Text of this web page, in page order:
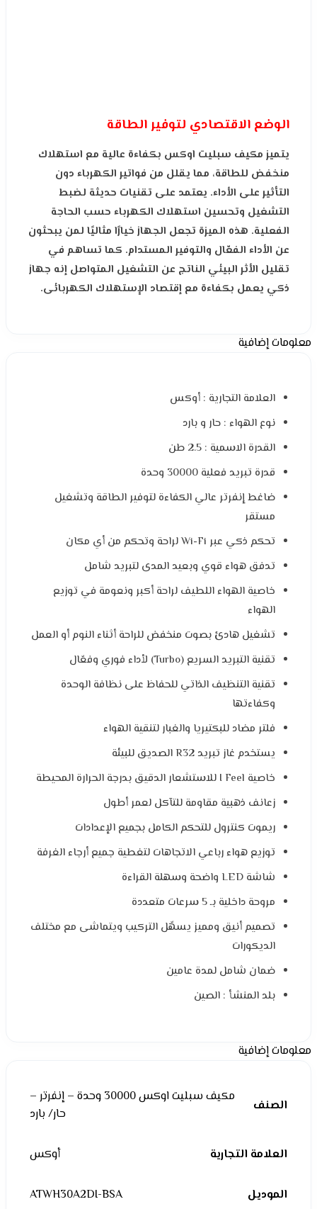
الوضع الاقتصادي لتوفير الطاقة
يتميز مكیف سبلیت اوكس بكفاءة عالية مع استهلاك
منخفض للطاقة، مما يقلل من فواتير الكهرباء دون
التأثير على الأداء. يعتمد على تقنيات حديثة لضبط
التشغيل وتحسين استهلاك الكهرباء حسب الحاجة
الفعلية. هذه الميزة تجعل الجهاز خيارًا مثاليًا لمن يبحثون
عن الأداء الفعّال والتوفير المستدام. كما تساهم في
تقليل الأثر البيئي الناتج عن التشغيل المتواصل إنه جهاز
ذكي يعمل بكفاءة مع إقتصاد الإستهلاك الكهربائى.
معلومات إضافية
العلامة التجارية : أوكس
نوع الهواء : حار و بارد
القدرة الاسمية : 2.5 طن
قدرة تبريد فعلية 30000 وحدة
ضاغط إنفرتر عالي الكفاءة لتوفير الطاقة وتشغيل
مستقر
تحكم ذكي عبر Wi-Fi لراحة وتحكم من أي مكان
تدفق هواء قوي وبعيد المدى لتبريد شامل
خاصية الهواء اللطيف لراحة أكبر ونعومة في توزيع
الهواء
تشغيل هادئ بصوت منخفض للراحة أثناء النوم أو العمل
تقنية التبريد السريع (Turbo) لأداء فوري وفعّال
تقنية التنظيف الذاتي للحفاظ على نظافة الوحدة
وكفاءتها
فلتر مضاد للبكتيريا والغبار لتنقية الهواء
يستخدم غاز تبريد R32 الصديق للبيئة
خاصية I Feel للاستشعار الدقيق بدرجة الحرارة المحيطة
زعانف ذهبية مقاومة للتآكل لعمر أطول
ريموت كنترول للتحكم الكامل بجميع الإعدادات
توزيع هواء رباعي الاتجاهات لتغطية جميع أرجاء الغرفة
شاشة LED واضحة وسهلة القراءة
مروحة داخلية بـ 5 سرعات متعددة
تصميم أنيق ومميز يسهّل التركيب ويتماشى مع مختلف
الديكورات
ضمان شامل لمدة عامين
بلد المنشأ : الصين
معلومات إضافية
الصنف
مكیف سبلیت اوكس 30000 وحدة – إنفرتر –
حار/ بارد
العلامة التجارية أوكس
الموديل ATWH30A2DI-BSA